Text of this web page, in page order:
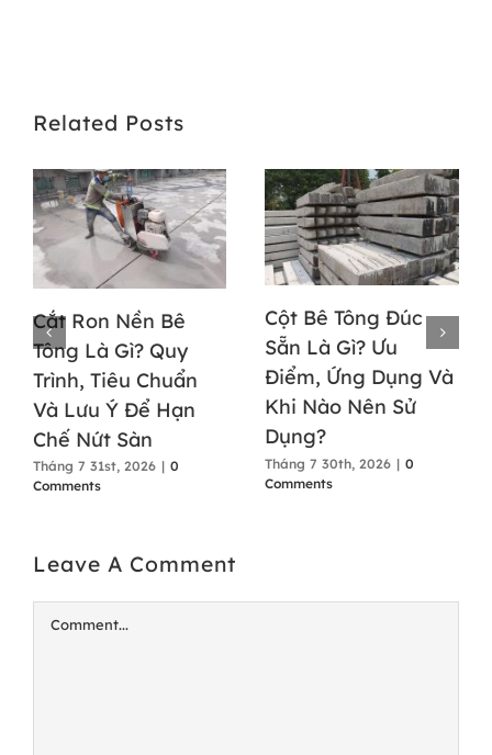
Related Posts
Cắt Ron Nền Bê
Tông Là Gì? Quy
Trình, Tiêu Chuẩn
Và Lưu Ý Để Hạn
Chế Nứt Sàn
Tháng 7 31st, 2026 | 0
Comments
Cột Bê Tông Đúc
Sẵn Là Gì? Ưu
Điểm, Ứng Dụng Và
Khi Nào Nên Sử
Dụng?
Tháng 7 30th, 2026 | 0
Comments
Leave A Comment
Comment